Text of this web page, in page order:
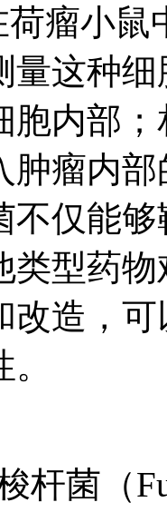
荷瘤小
量这种
胞内部
肿瘤内
不仅能
类型药
改造，
杆菌（